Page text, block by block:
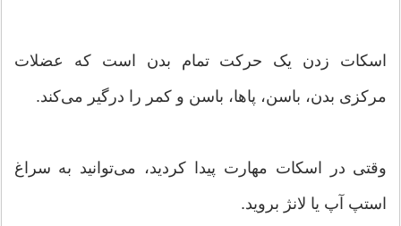
اسکات زدن یک حرکت تمام بدن است که عضلات
مرکزی بدن، باسن، پاها، باسن و کمر را درگیر می‌کند.
وقتی در اسکات مهارت پیدا کردید، می‌توانید به سراغ
استپ آپ یا لانژ بروید.